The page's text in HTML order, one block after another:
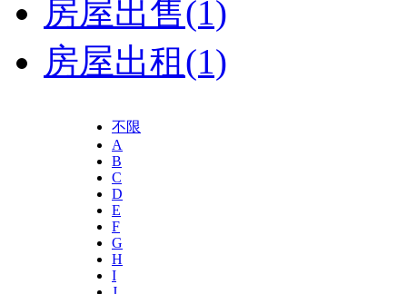
房屋出售(1)
房屋出租(1)
不限
A
B
C
D
E
F
G
H
I